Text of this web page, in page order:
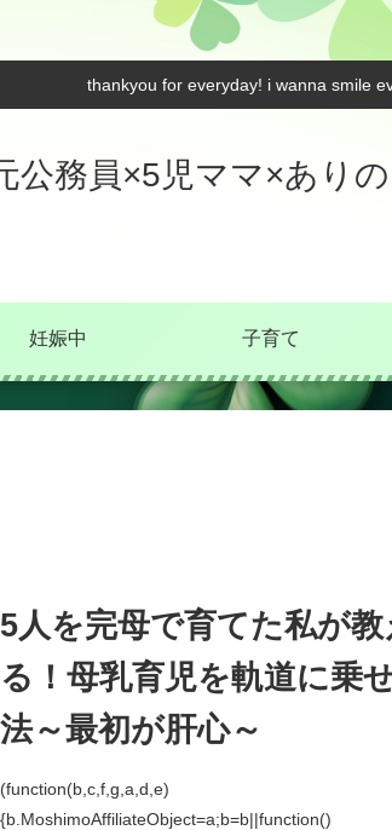
thankyou for everyday! i wanna smile
公務員×5児ママ×あり
妊娠中 子育て
5人を完母で育てた私が教
る！母乳育児を軌道に乗
法～最初が肝心～
(function(b,c,f,g,a,d,e)
{b.MoshimoAffiliateObject=a;b=b||function()